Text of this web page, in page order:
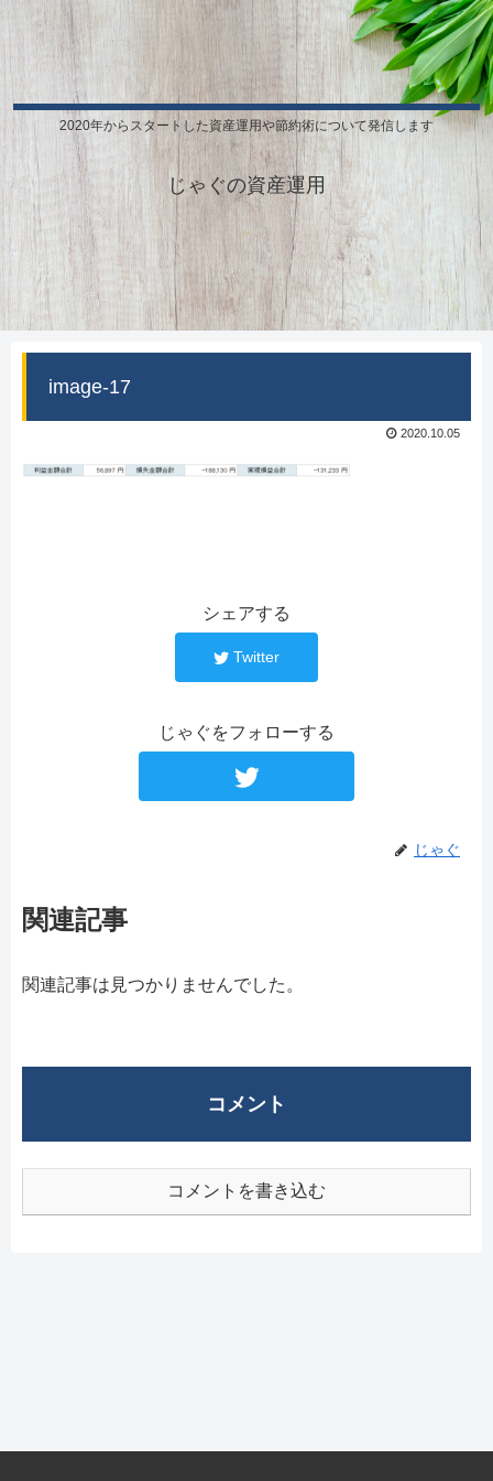
2020年からスタートした資産運用や節約術について発信します
じゃぐの資産運用
image-17
2020.10.05
シェアする
Twitter
じゃぐをフォローする
じゃぐ
関連記事
関連記事は見つかりませんでした。
コメント
コメントを書き込む